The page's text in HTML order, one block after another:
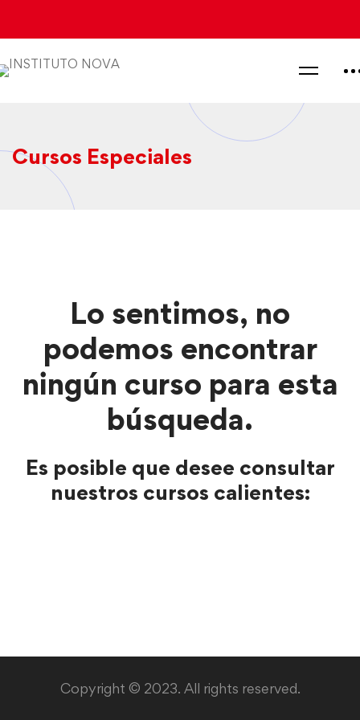
Cursos Especiales
Lo sentimos, no
podemos encontrar
ningún curso para esta
búsqueda.
Es posible que desee consultar
nuestros cursos calientes:
Copyright © 2023. All rights reserved.